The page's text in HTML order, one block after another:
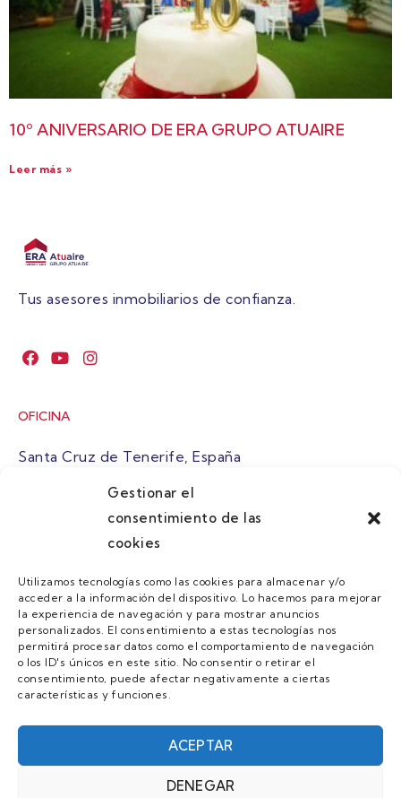
Gestionar el
consentimiento de las
cookies
Utilizamos tecnologías como las cookies para almacenar y/o
acceder a la información del dispositivo. Lo hacemos para mejorar
la experiencia de navegación y para mostrar anuncios
personalizados. El consentimiento a estas tecnologías nos
permitirá procesar datos como el comportamiento de navegación
o los ID's únicos en este sitio. No consentir o retirar el
consentimiento, puede afectar negativamente a ciertas
características y funciones.
ACEPTAR
DENEGAR
10º ANIVERSARIO DE ERA GRUPO ATUAIRE
Leer más »
Tus asesores inmobiliarios de confianza.
OFICINA
Santa Cruz de Tenerife, España
atuaire@grupoatuaire.com
+34 638765829
MENU
Quienes Somos
Guias
Contacto
Únete